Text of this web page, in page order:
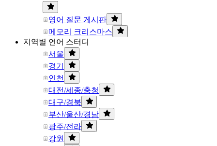
영어 질문 게시판
메모리 크리스마스
지역별 언어 스터디
서울
경기
인천
대전/세종/충청
대구/경북
부산/울산/경남
광주/전라
강원